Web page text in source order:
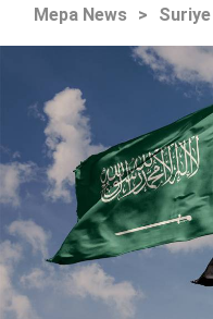
Mepa News > Suriye